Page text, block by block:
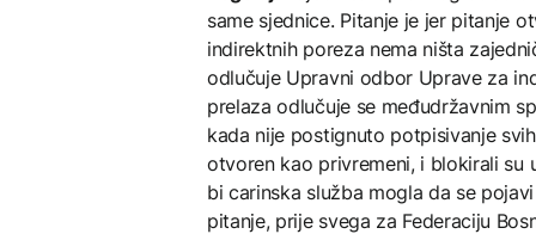
same sjednice. Pitanje je jer pitanje
indirektnih poreza nema ništa
odlučuje Upravni odbor Uprave za
prelaza odlučuje se međudržavnim
kada nije postignuto potpisivanje
otvoren kao privremeni, i blokirali su
bi carinska služba mogla da se
pitanje, prije svega za Federaciju